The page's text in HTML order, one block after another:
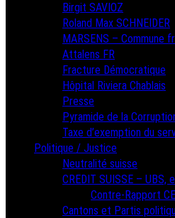
Birgit SAVIOZ
Roland Max SCHNEIDER
MARSENS – Commune
Attalens FR
Fracture Démocratique
Hôpital Riviera Chablais
Presse
Pyramide de la
Taxe d’exemption du
Politique / Justice
Neutralité suisse
CREDIT SUISSE – UBS,
Contre-Rapport
Cantons et Partis